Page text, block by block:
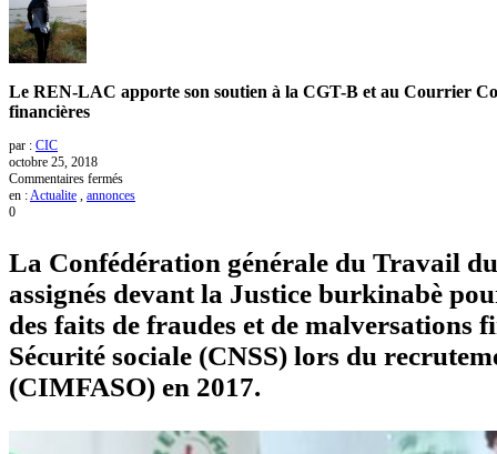
Le REN-LAC apporte son soutien à la CGT-B et au Courrier
financières
par : CIC
octobre 25, 2018
Commentaires fermés
Le
son
soutien
à
CGT-
et
au
Courrier
en : Actualite
annonces
0
La Confédération générale du Travail
assignés devant la Justice burkinabè
des faits de fraudes et de malversations
Sécurité sociale (CNSS) lors du
(CIMFASO) en 2017.